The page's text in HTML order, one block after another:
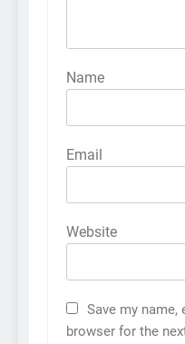
Name
Email
Website
Save my name,
browser for the